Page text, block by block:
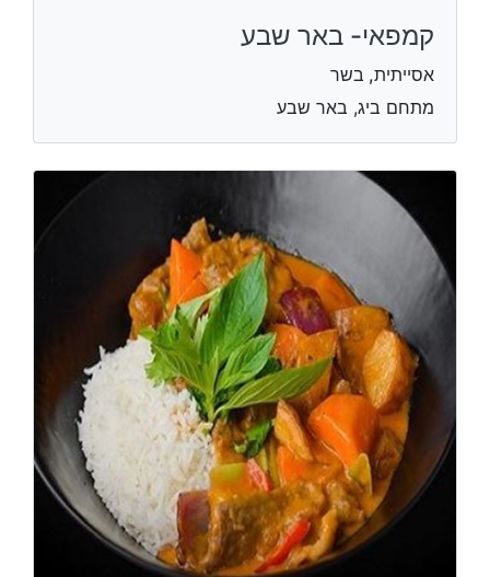
קמפאי- באר שבע
אסייתית, בשר
מתחם ביג, באר שבע